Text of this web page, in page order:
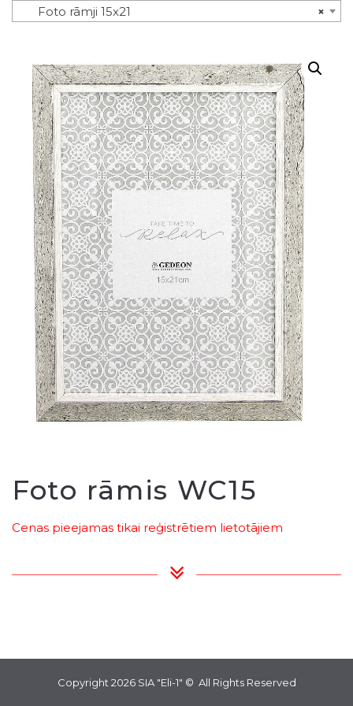
×
Foto rāmji 15x21
Foto rāmis WC15
Cenas pieejamas tikai reģistrētiem lietotājiem
Copyright 2026 SIA "Eli-1" © All Rights Reserved